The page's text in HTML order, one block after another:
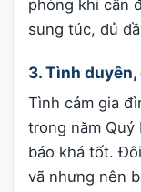
phòng khi cần
sung túc, đủ
3. Tình duyên,
Tình cảm gia
trong năm
báo khá tốt.
vã nhưng nên